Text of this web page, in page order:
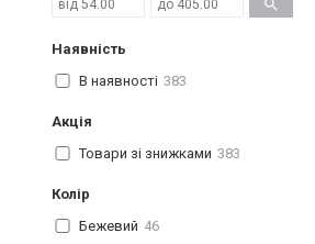
Наявність
В наявності 383
Акція
Товари зі знижками 383
Колір
Бежевий 46